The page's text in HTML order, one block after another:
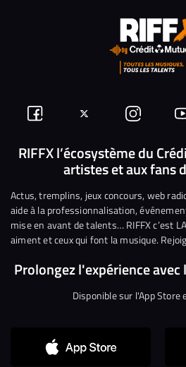
Suivez-
nous
Facebook
Suivez-
nous
sur
Twitter
Nous
sur
RIFFX l’écosystème du
artistes et aux fans
Actus, tremplins, jeux concours, web
aide à la professionnalisation,
mise en avant de talents… RIFFX c’est
aiment et ceux qui font la musique.
Prolongez l'expérience
Disponible sur l'App Store